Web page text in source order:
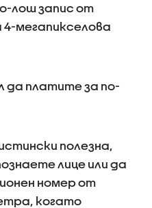
лош запис от
мегапикселова
да платите за по-
полезна,
лице или да
номер от
когато